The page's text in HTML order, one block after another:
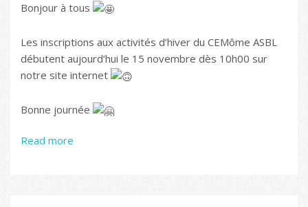
Bonjour à tous
Les inscriptions aux activités d’hiver du CEMôme ASBL
débutent aujourd’hui le 15 novembre dès 10h00 sur
notre site internet
Bonne journée
Read more